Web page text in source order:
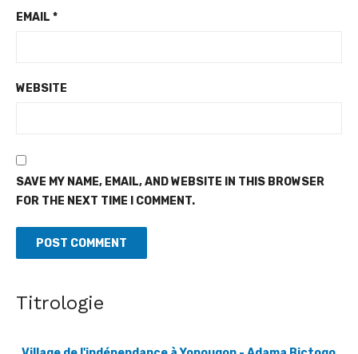
EMAIL *
WEBSITE
SAVE MY NAME, EMAIL, AND WEBSITE IN THIS BROWSER
FOR THE NEXT TIME I COMMENT.
Titrologie
Village de l'indépendance à Yopougon - Adama Bictogo